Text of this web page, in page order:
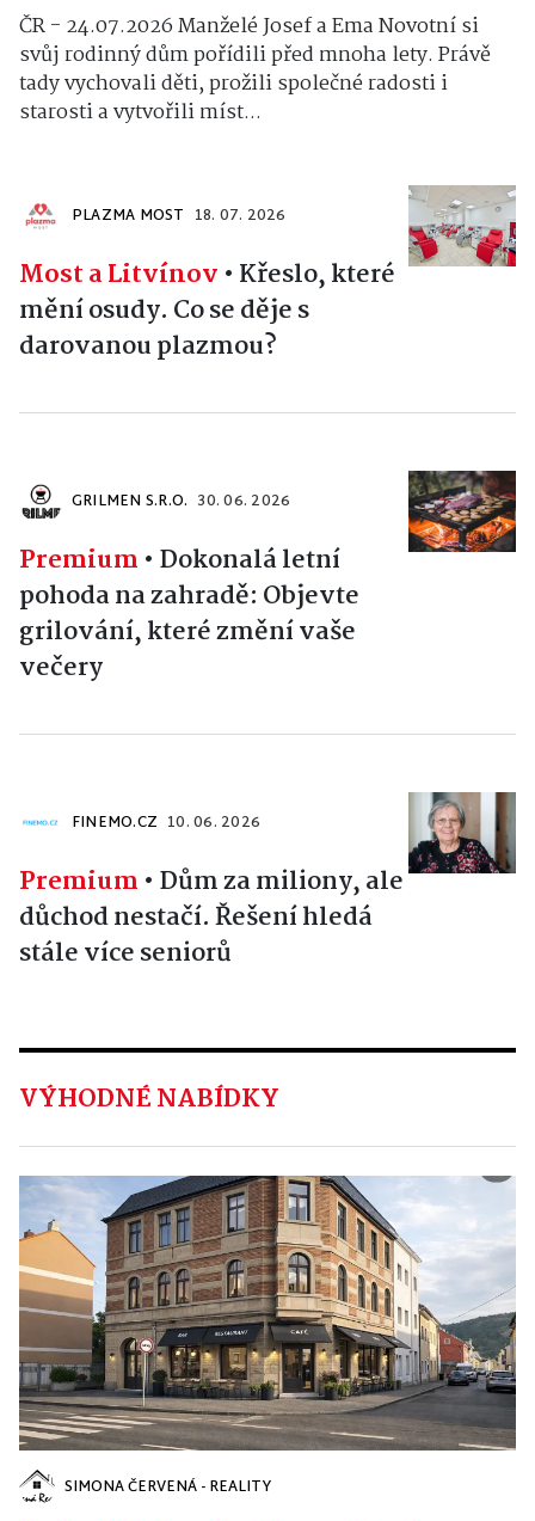
ČR - 24.07.2026 Manželé Josef a Ema Novotní si
svůj rodinný dům pořídili před mnoha lety. Právě
tady vychovali děti, prožili společné radosti i
starosti a vytvořili míst...
PLAZMA MOST 18. 07. 2026
Most a Litvínov • Křeslo, které
mění osudy. Co se děje s
darovanou plazmou?
GRILMEN S.R.O. 30. 06. 2026
Premium • Dokonalá letní
pohoda na zahradě: Objevte
grilování, které změní vaše
večery
FINEMO.CZ 10. 06. 2026
Premium • Dům za miliony, ale
důchod nestačí. Řešení hledá
stále více seniorů
VÝHODNÉ NABÍDKY
SIMONA ČERVENÁ - REALITY